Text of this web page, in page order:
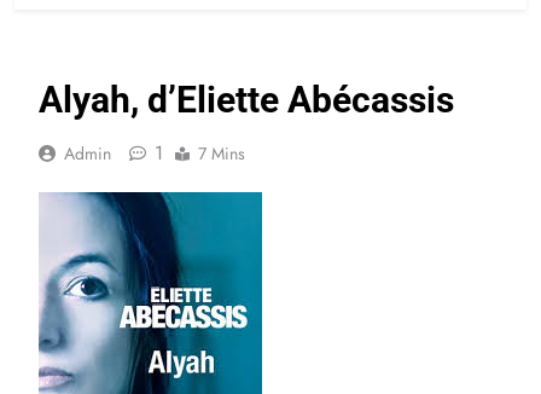
Alyah, d’Eliette Abécassis
Admin 1 7 Mins